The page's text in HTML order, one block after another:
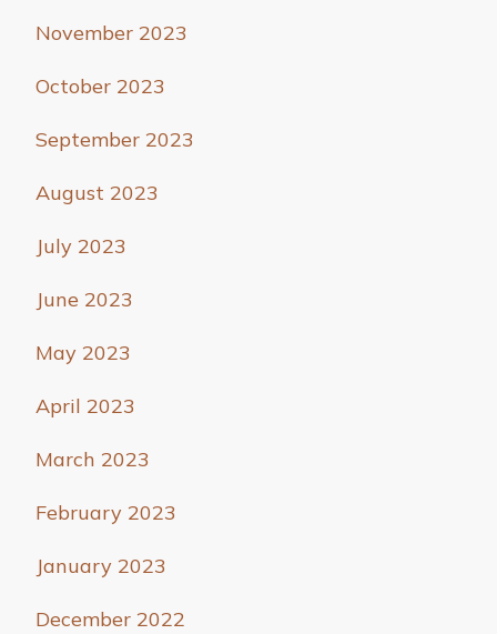
November 2023
October 2023
September 2023
August 2023
July 2023
June 2023
May 2023
April 2023
March 2023
February 2023
January 2023
December 2022